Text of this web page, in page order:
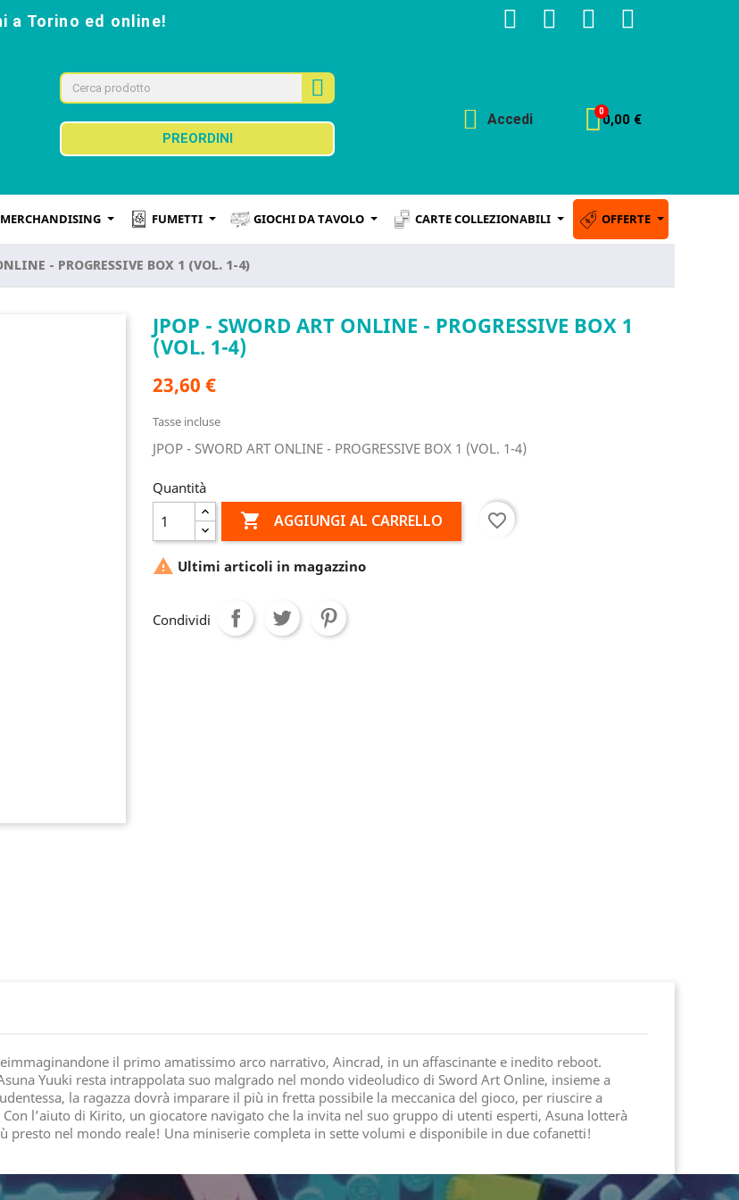
a Torino ed online!
PREORDINI
Accedi 0,00 €
MERCHANDISING FUMETTI GIOCHI DA TAVOLO CARTE COLLEZIONABILI OFFERTE
- PROGRESSIVE BOX 1 (VOL. 1-4)
JPOP - SWORD ART ONLINE - PROGRESSIVE BOX 1
(VOL. 1-4)
23,60 €
Tasse incluse
JPOP - SWORD ART ONLINE - PROGRESSIVE BOX 1 (VOL. 1-4)
Quantità
 AGGIUNGI AL CARRELLO favorite_border
 Ultimi articoli in magazzino
Condividi
il primo amatissimo arco narrativo, Aincrad, in un affascinante e inedito reboot.
Yuuki resta intrappolata suo malgrado nel mondo videoludico di Sword Art Online, insieme a
la ragazza dovrà imparare il più in fretta possibile la meccanica del gioco, per riuscire a
l’aiuto di Kirito, un giocatore navigato che la invita nel suo gruppo di utenti esperti, Asuna lotterà
presto nel mondo reale! Una miniserie completa in sette volumi e disponibile in due cofanetti!